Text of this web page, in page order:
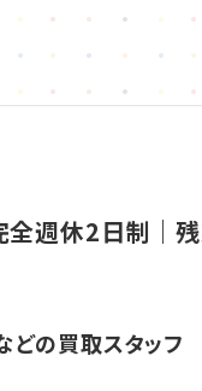
全週休2日制｜
どの買取スタッフ